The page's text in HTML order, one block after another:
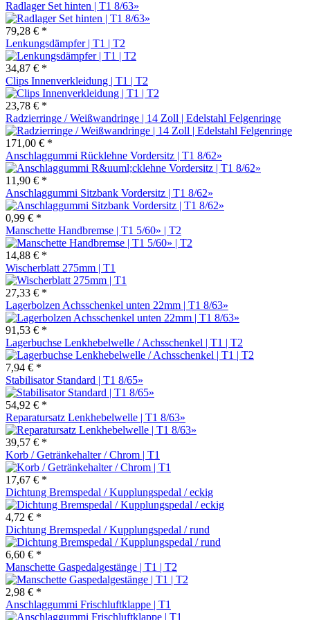
Radlager Set hinten | T1 8/63»
79,28 € *
Lenkungsdämpfer | T1 | T2
34,87 € *
Clips Innenverkleidung | T1 | T2
23,78 € *
Radzierringe / Weißwandringe | 14 Zoll | Edelstahl Felgenringe
171,00 € *
Anschlaggummi Rücklehne Vordersitz | T1 8/62»
11,90 € *
Anschlaggummi Sitzbank Vordersitz | T1 8/62»
0,99 € *
Manschette Handbremse | T1 5/60» | T2
14,88 € *
Wischerblatt 275mm | T1
27,33 € *
Lagerbolzen Achsschenkel unten 22mm | T1 8/63»
91,53 € *
Lagerbuchse Lenkhebelwelle / Achsschenkel | T1 | T2
7,94 € *
Stabilisator Standard | T1 8/65»
54,92 € *
Reparatursatz Lenkhebelwelle | T1 8/63»
39,57 € *
Korb / Getränkehalter / Chrom | T1
17,67 € *
Dichtung Bremspedal / Kupplungspedal / eckig
4,72 € *
Dichtung Bremspedal / Kupplungspedal / rund
6,60 € *
Manschette Gaspedalgestänge | T1 | T2
2,98 € *
Anschlaggummi Frischluftklappe | T1